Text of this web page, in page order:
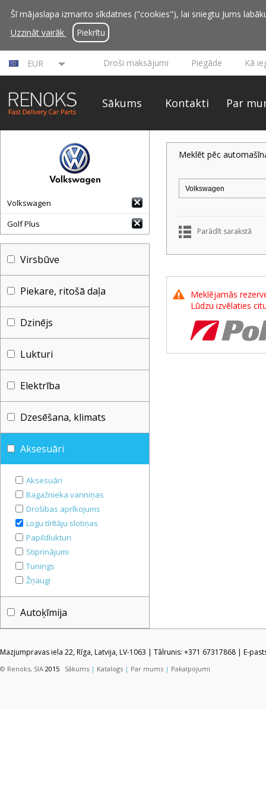
Šī mājaslapa izmanto sīkdatnes ("cookies"), lai sniegtu Jums
Uzzināt vairāk
Piekrītu
EUR Droši maksājumi Piegāde Kā
Sākums Kontakti Par
Volkswagen
Golf Plus
Virsbūve
Piekare, ritošā daļa
Dzinējs
Lukturi
Elektrība
Dzesēšana, klimats
Aksesuāri
Aksesuāri
Bagažnieka vanniņas
Drošibas aprīkojums
Logu tīrītāju slotiņas
Papildlukturi
Stiprinājumi
Tunings
Žņaugi
Autoķīmija
Meklēt pēc
Parādīt sarakstā
Meklējamās
Lūdzu izvēlaties
Mazjumpravas iela 22, Rīga, Latvija, LV-1063 | Tālrunis: +371 67317868 | E-
© Renoks, SIA 2015 Sākums | Katalogs | Par mums | Pakalpojumi